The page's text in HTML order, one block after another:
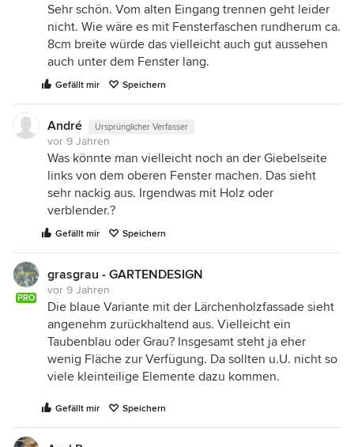
Sehr schön. Vom alten Eingang trennen geht leider
nicht. Wie wäre es mit Fensterfaschen rundherum ca.
8cm breite würde das vielleicht auch gut aussehen
auch unter dem Fenster lang.
Gefällt mir Speichern
André Ursprünglicher Verfasser
vor 9 Jahren
Was könnte man vielleicht noch an der Giebelseite
links von dem oberen Fenster machen. Das sieht
sehr nackig aus. Irgendwas mit Holz oder
verblender.?
Gefällt mir Speichern
PRO
grasgrau - GARTENDESIGN
vor 9 Jahren
Die blaue Variante mit der Lärchenholzfassade sieht
angenehm zurückhaltend aus. Vielleicht ein
Taubenblau oder Grau? Insgesamt steht ja eher
wenig Fläche zur Verfügung. Da sollten u.U. nicht so
viele kleinteilige Elemente dazu kommen.
Gefällt mir Speichern